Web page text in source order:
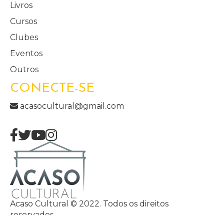
Livros
Cursos
Clubes
Eventos
Outros
CONECTE-SE
acasocultural@gmail.com
Acaso Cultural © 2022. Todos os direitos